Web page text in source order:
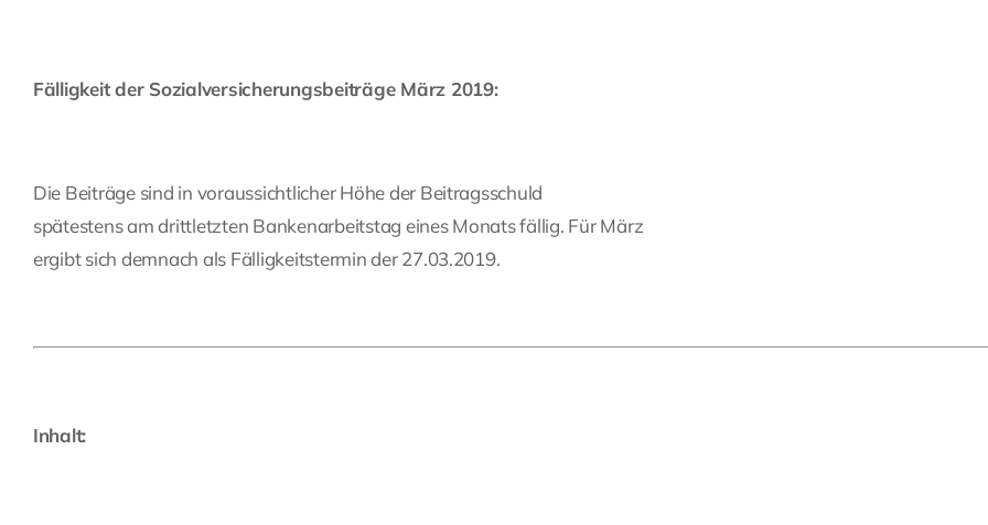
Fälligkeit der Sozialversicherungsbeiträge März 2019:
Die Beiträge sind in voraussichtlicher Höhe der Beitragsschuld
spätestens am drittletzten Bankenarbeitstag eines Monats fällig. Für März
ergibt sich demnach als Fälligkeitstermin der 27.03.2019.
Inhalt: